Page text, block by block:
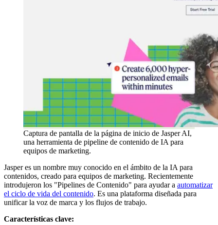
Captura de pantalla de la página de inicio de Jasper AI,
una herramienta de pipeline de contenido de IA para
equipos de marketing.
Jasper es un nombre muy conocido en el ámbito de la IA para
contenidos, creado para equipos de marketing. Recientemente
introdujeron los "Pipelines de Contenido" para ayudar a automatizar
el ciclo de vida del contenido. Es una plataforma diseñada para
unificar la voz de marca y los flujos de trabajo.
Características clave: